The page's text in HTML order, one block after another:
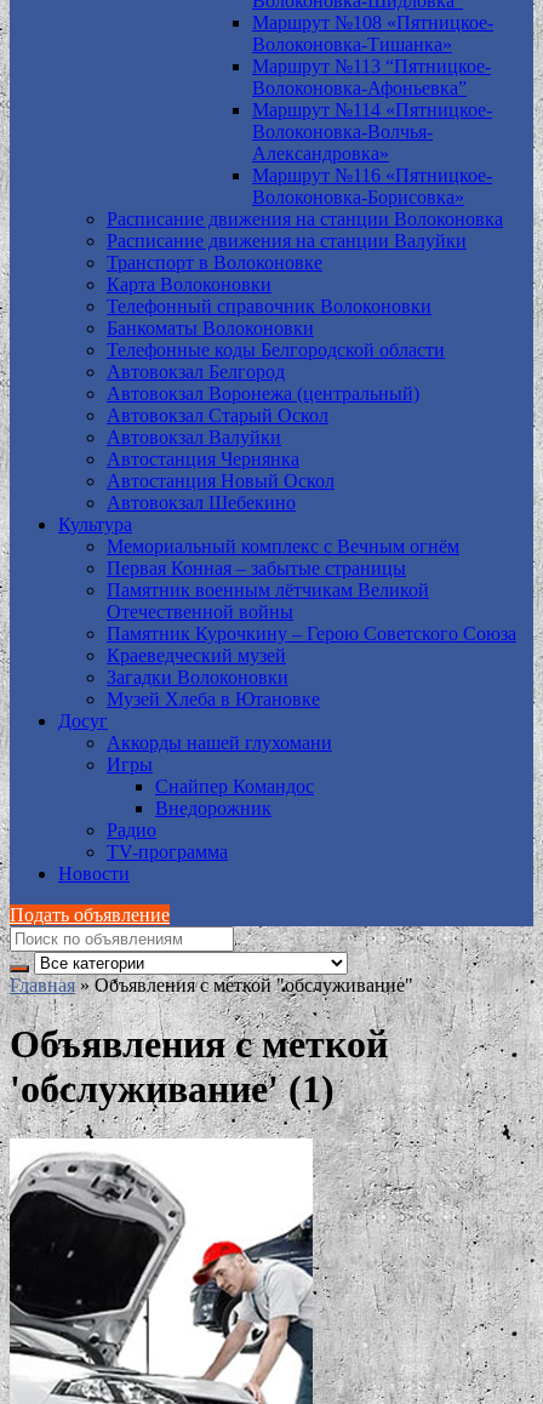
Маршрут №108 «Пятницкое-
Волоконовка-Тишанка»
Маршрут №113 “Пятницкое-
Волоконовка-Афоньевка”
Маршрут №114 «Пятницкое-
Волоконовка-Волчья-
Александровка»
Маршрут №116 «Пятницкое-
Волоконовка-Борисовка»
Расписание движения на станции Волоконовка
Расписание движения на станции Валуйки
Транспорт в Волоконовке
Карта Волоконовки
Телефонный справочник Волоконовки
Банкоматы Волоконовки
Телефонные коды Белгородской области
Автовокзал Белгород
Автовокзал Воронежа (центральный)
Автовокзал Старый Оскол
Автовокзал Валуйки
Автостанция Чернянка
Автостанция Новый Оскол
Автовокзал Шебекино
Культура
Мемориальный комплекс с Вечным огнём
Первая Конная – забытые страницы
Памятник военным лётчикам Великой
Отечественной войны
Памятник Курочкину – Герою Советского Союза
Краеведческий музей
Загадки Волоконовки
Музей Хлеба в Ютановке
Досуг
Аккорды нашей глухомани
Игры
Снайпер Командос
Внедорожник
Радио
TV-программа
Новости
Подать объявление
Главная » Объявления с меткой "обслуживание"
Объявления с меткой
'обслуживание' (1)